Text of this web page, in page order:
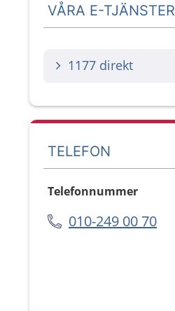
VÅRA E-TJÄNSTER
1177 direkt
TELEFON
Telefonnummer
010-249 00 70